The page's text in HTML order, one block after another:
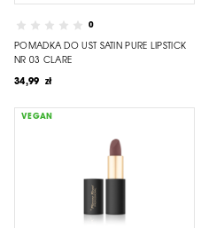
0
POMADKA DO UST SATIN PURE LIPSTICK
NR 03 CLARE
34,99 zł
VEGAN